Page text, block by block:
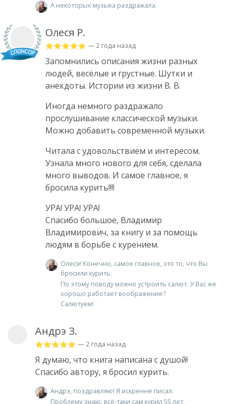
А некоторых музыка раздражала.
Олеся Р.
— 2 года назад
Запомнились описания жизни разных
людей, весёлые и грустные. Шутки и
анекдоты. Истории из жизни В. В.
Иногда немного раздражало
прослушивание классической музыки.
Можно добавить современной музыки.
Читала с удовольствием и интересом.
Узнала много нового для себя, сделала
много выводов. И самое главное, я
бросила курить!!!!
УРА! УРА! УРА!
Спасибо большое, Владимир
Владимирович, за книгу и за помощь
людям в борьбе с курением.
Олеся! Конечно, самое главное, это то, что Вы
бросили курить.
По этому поводу можно устроить салют. У Вас же
хорошо работает воображение?
Салютуем!
Андрэ З.
— 2 года назад
Я думаю, что книга написана с душой!
Спасибо автору, я бросил курить.
Андрэ, поздравляю! Я искренне писал.
Проблему знаю: всё-таки сам курил 55 лет.